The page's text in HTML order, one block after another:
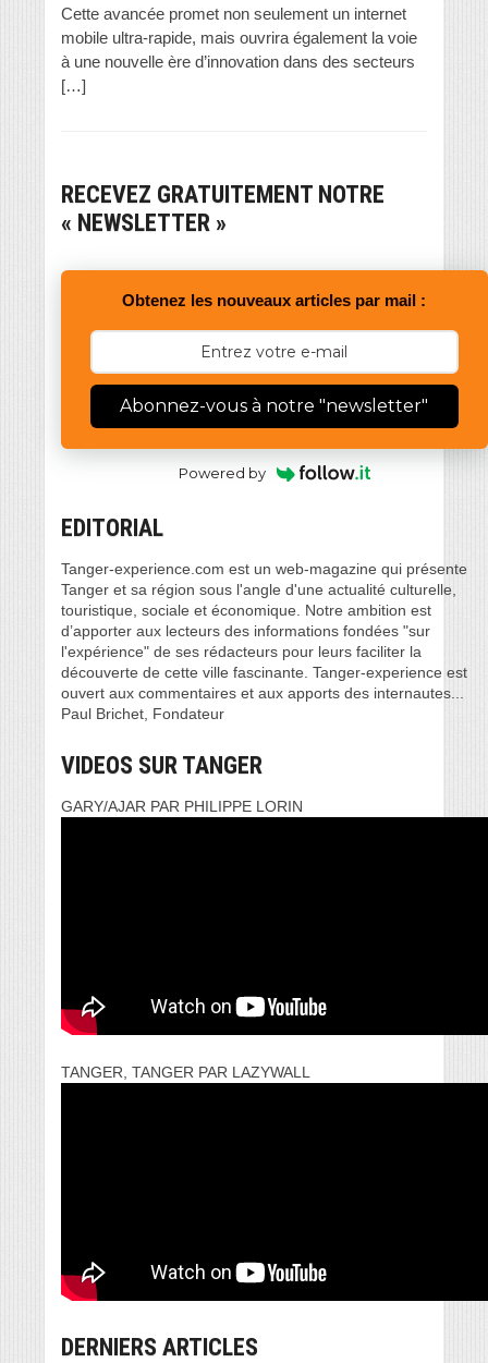
Cette avancée promet non seulement un internet
mobile ultra-rapide, mais ouvrira également la voie
à une nouvelle ère d’innovation dans des secteurs
[…]
RECEVEZ GRATUITEMENT NOTRE
« NEWSLETTER »
Obtenez les nouveaux articles par mail :
Abonnez-vous à notre "newsletter"
Powered by
EDITORIAL
Tanger-experience.com est un web-magazine qui présente
Tanger et sa région sous l'angle d'une actualité culturelle,
touristique, sociale et économique. Notre ambition est
d’apporter aux lecteurs des informations fondées "sur
l'expérience" de ses rédacteurs pour leurs faciliter la
découverte de cette ville fascinante. Tanger-experience est
ouvert aux commentaires et aux apports des internautes...
Paul Brichet, Fondateur
VIDEOS SUR TANGER
GARY/AJAR PAR PHILIPPE LORIN
TANGER, TANGER PAR LAZYWALL
DERNIERS ARTICLES